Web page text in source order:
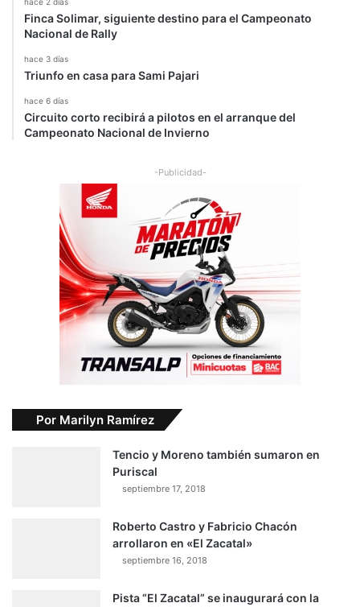
Finca Solimar, siguiente destino para el Campeonato
Nacional de Rally
hace 3 días
Triunfo en casa para Sami Pajari
hace 6 días
Circuito corto recibirá a pilotos en el arranque del
Campeonato Nacional de Invierno
-Publicidad-
Por Marilyn Ramírez
Tencio y Moreno también sumaron en
Puriscal
septiembre 17, 2018
Roberto Castro y Fabricio Chacón
arrollaron en «El Zacatal»
septiembre 16, 2018
Pista “El Zacatal” se inaugurará con la